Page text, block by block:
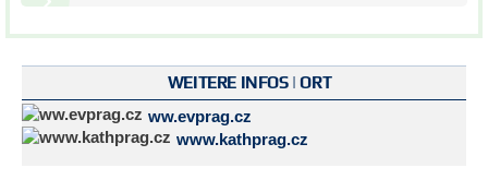
WEITERE INFOS | ORT
ww.evprag.cz
www.kathprag.cz